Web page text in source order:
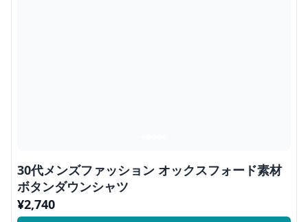
30代メンズファッション オックスフォード素材
ボタンダウンシャツ
¥2,740